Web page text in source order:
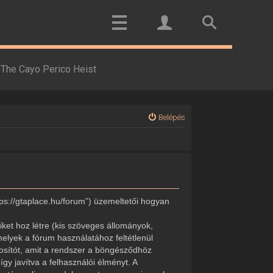
The Cayo Perico Heist
Belépés
gtaplace.hu/forum”) üzemeltetői hogyan
hoz létre (kis szöveges állományok,
a fórum használatához feltétlenül
amit a rendszer a böngésződhöz
javítva a felhasználói élményt. A